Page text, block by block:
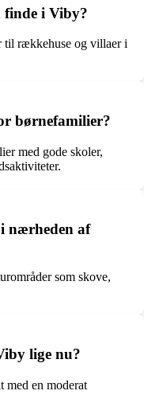
i Viby?
til rækkehuse og villaer i
børnefamilier?
med gode skoler,
nærheden af
som skove,
lige nu?
med en moderat